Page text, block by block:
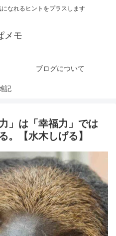
なれるヒントをプラスします
メモ
ブログについて
記
」は「幸福力」では
。【水木しげる】